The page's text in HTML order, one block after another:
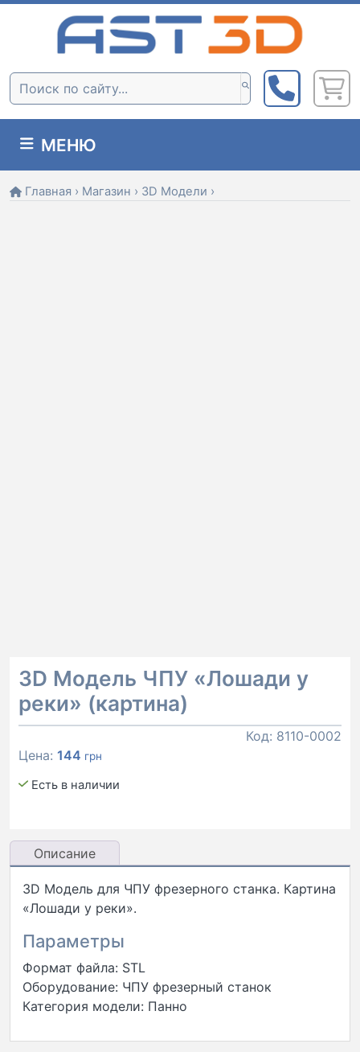
Skip
Поиск:
МЕНЮ
Главная › Магазин › 3D Модели ›
3D Модель ЧПУ «Лошади у
реки» (картина)
Код: 8110-0002
Цена:144 грн
Есть в наличии
Описание
3D Модель для ЧПУ фрезерного станка. Картина
«Лошади у реки».
Параметры
Формат файла: STL
Оборудование: ЧПУ фрезерный станок
Категория модели: Панно